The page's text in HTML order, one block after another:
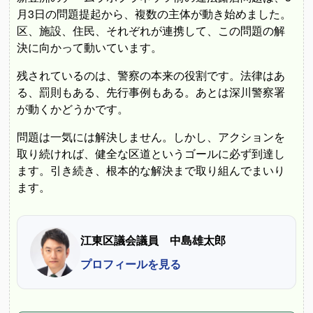
月3日の問題提起から、複数の主体が動き始めました。
区、施設、住民、それぞれが連携して、この問題の解
決に向かって動いています。
残されているのは、警察の本来の役割です。法律はあ
る、罰則もある、先行事例もある。あとは深川警察署
が動くかどうかです。
問題は一気には解決しません。しかし、アクションを
取り続ければ、健全な区道というゴールに必ず到達し
ます。引き続き、根本的な解決まで取り組んでまいり
ます。
江東区議会議員 中島雄太郎
プロフィールを見る